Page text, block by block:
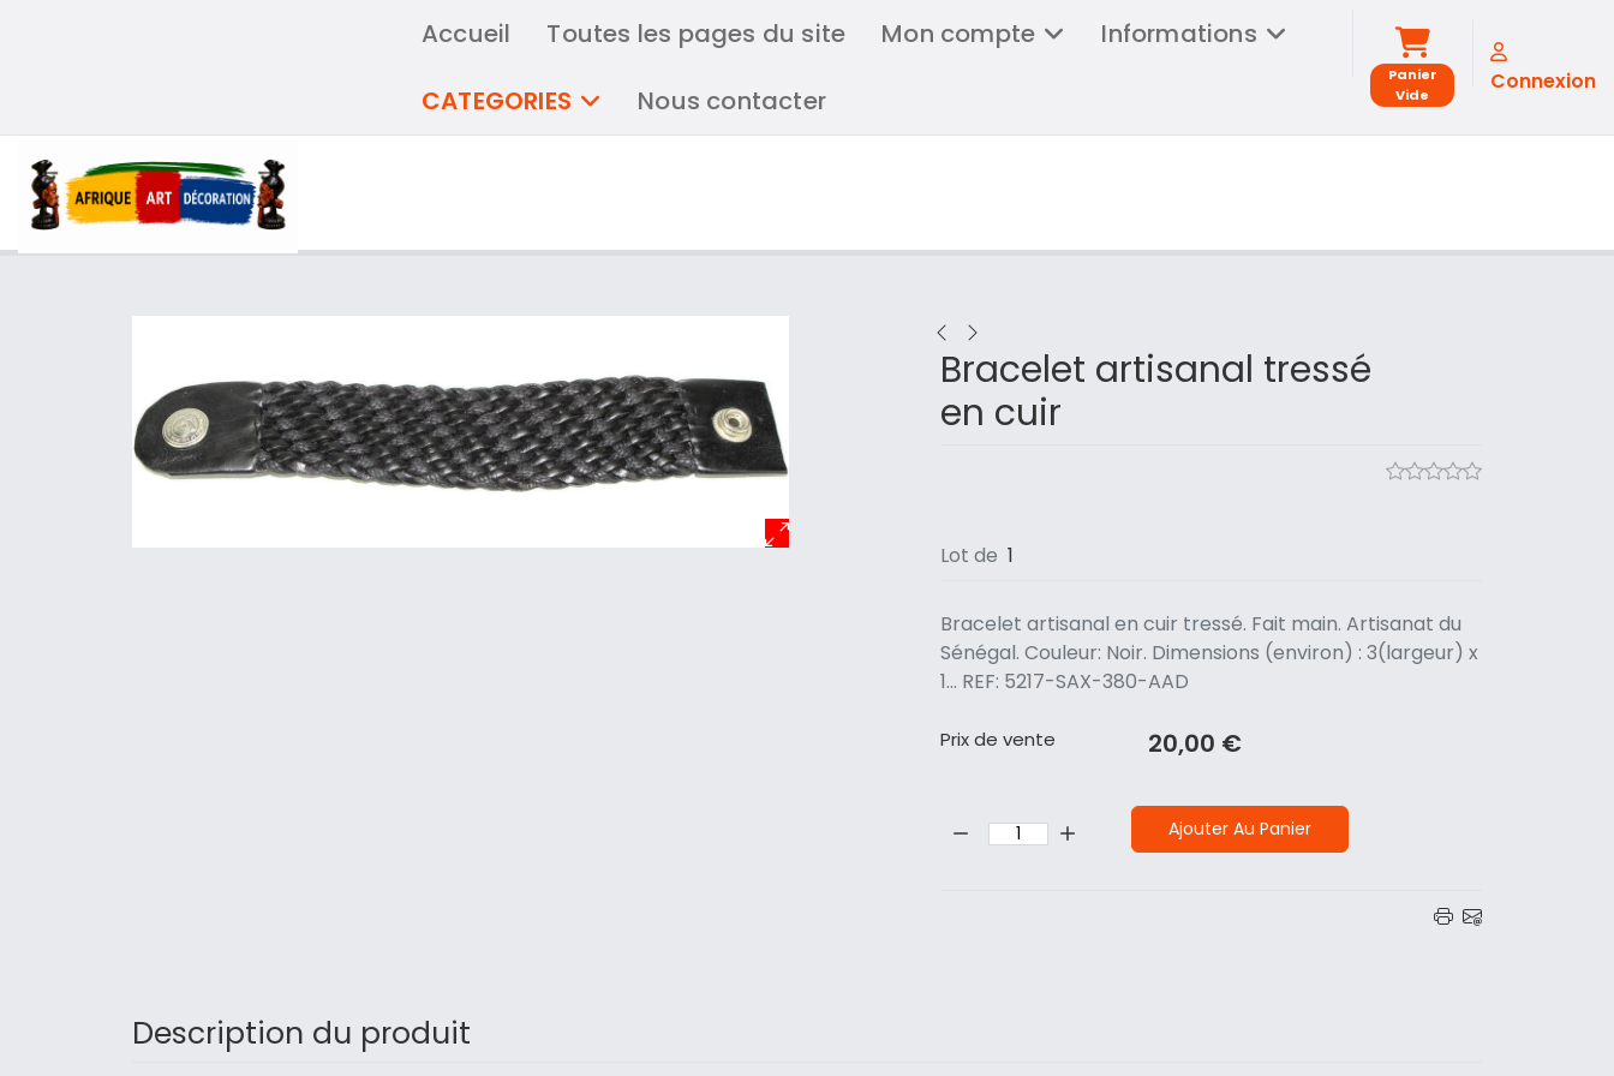
Accueil Toutes les pages du site Mon compte
Informations
CATEGORIES
Nous contacter
Panier
Vide
Connexion
Bracelet artisanal tressé
en cuir
Lot de 1
Bracelet artisanal en cuir tressé. Fait main. Artisanat du
Sénégal. Couleur: Noir. Dimensions (environ) : 3(largeur) x
1... REF: 5217-SAX-380-AAD
Prix ​​de vente 20,00 €
Quantité: Ajouter Au Panier
Description du produit